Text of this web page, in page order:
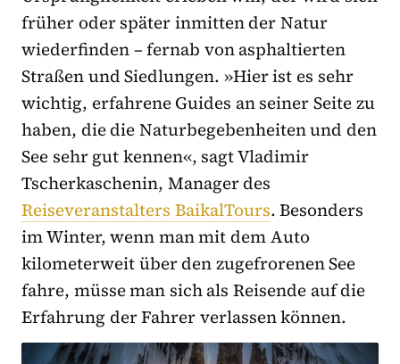
früher oder später inmitten der Natur
wiederfinden – fernab von asphaltierten
Straßen und Siedlungen. »Hier ist es sehr
wichtig, erfahrene Guides an seiner Seite zu
haben, die die Naturbegebenheiten und den
See sehr gut kennen«, sagt Vladimir
Tscherkaschenin, Manager des
Reiseveranstalters BaikalTours. Besonders
im Winter, wenn man mit dem Auto
kilometerweit über den zugefrorenen See
fahre, müsse man sich als Reisende auf die
Erfahrung der Fahrer verlassen können.